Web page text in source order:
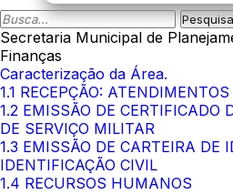
Secretaria Municipal de
Finanças
Caracterização da Área.
1.1 RECEPÇÃO:
1.2 EMISSÃO DE CERTIFICADO
DE SERVIÇO MILITAR
1.3 EMISSÃO DE CARTEIRA DE
IDENTIFICAÇÃO CIVIL
1.4 RECURSOS HUMANOS